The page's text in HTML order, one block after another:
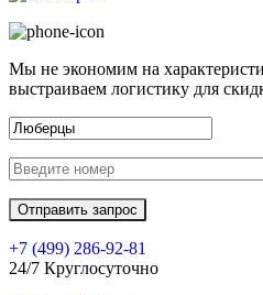
Мы не экономим на
выстраиваем логистику для
+7 (499) 286-92-81
24/7 Круглосуточно